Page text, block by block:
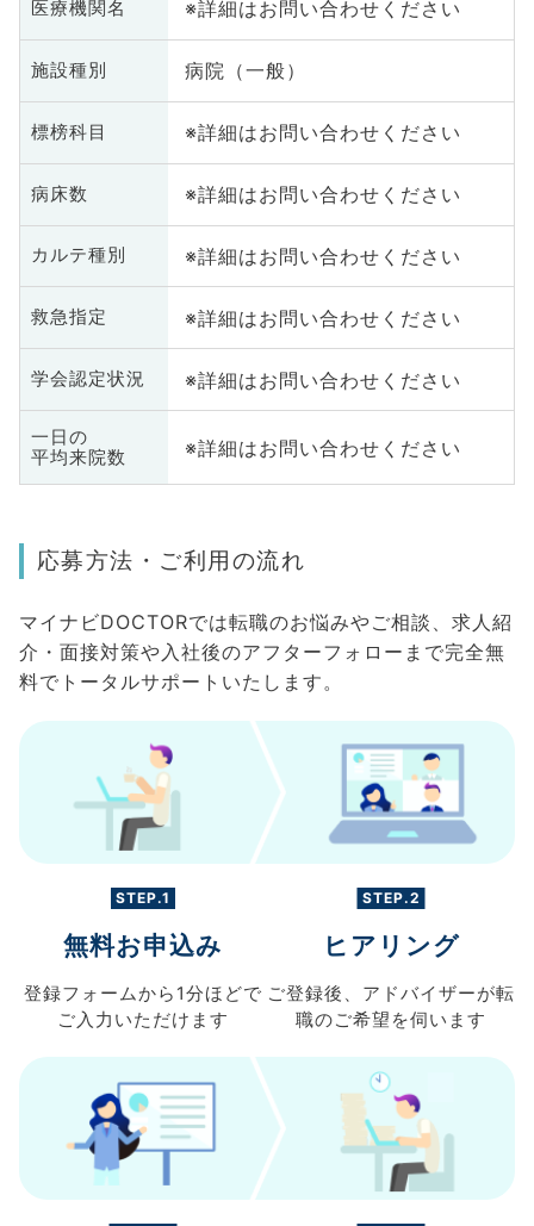
医療機関名 ※詳細はお問い合わせください
施設種別 病院（一般）
標榜科目 ※詳細はお問い合わせください
病床数 ※詳細はお問い合わせください
カルテ種別 ※詳細はお問い合わせください
救急指定 ※詳細はお問い合わせください
学会認定状況 ※詳細はお問い合わせください
一日の
平均来院数
※詳細はお問い合わせください
応募方法・ご利用の流れ
マイナビDOCTORでは転職のお悩みやご相談、求人紹
介・面接対策や入社後のアフターフォローまで完全無
料でトータルサポートいたします。
STEP.1
無料お申込み
登録フォームから 1分ほどで
ご入力 いただけます
STEP.2
ヒアリング
ご登録後、 アドバイザーが転
職のご希望を伺います